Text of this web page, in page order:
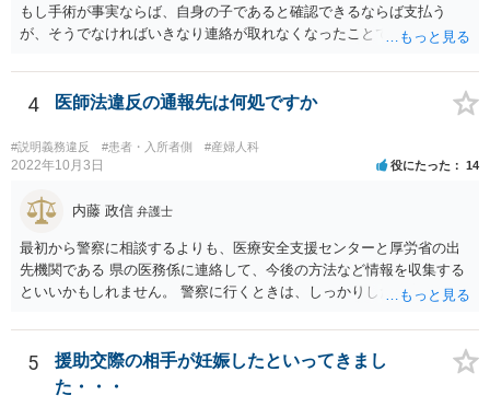
もし手術が事実ならば、自身の子であると確認できるならば支払う
が、そうでなければいきなり連絡が取れなくなったことで不信感もあ
してはいかがでしょうか。 代理人となる場合ですが、事務所ごとにま
ちまちです。 弊所の場合、交渉をお受けするとなると20万円くらいが
4 医師法違反の通報先は何処ですか
#説明義務違反 #患者・入所者側 #産婦人科
2022年10月3日 役にたった 14
内藤 政信 弁護士
最初から警察に相談するよりも、医療安全支援センターと厚労省の出
先機関である 県の医務係に連絡して、今後の方法など情報を収集する
といいかもしれません。 警察に行くときは、しっかりした被害届ある
5
援助交際の相手が妊娠したといってきまし
た・・・